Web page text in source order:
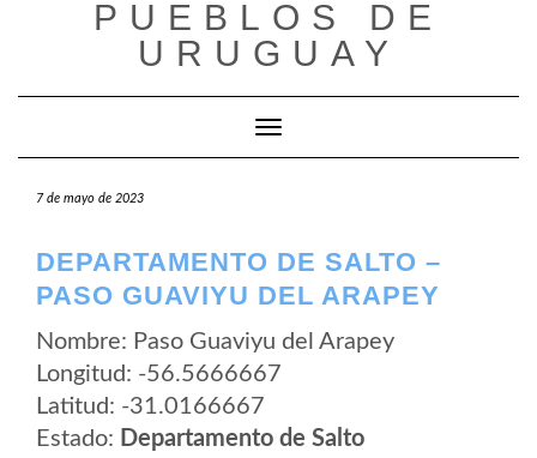
PUEBLOS DE
URUGUAY
Cambiar modo de navegación
7 de mayo de 2023
DEPARTAMENTO DE SALTO –
PASO GUAVIYU DEL ARAPEY
Nombre: Paso Guaviyu del Arapey
Longitud: -56.5666667
Latitud: -31.0166667
Estado: Departamento de Salto